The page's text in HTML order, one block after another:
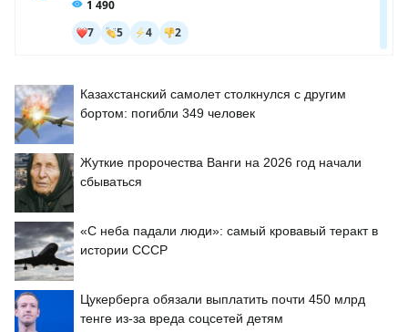
Казахстанский самолет столкнулся с другим
бортом: погибли 349 человек
Жуткие пророчества Ванги на 2026 год начали
сбываться
«С неба падали люди»: самый кровавый теракт в
истории СССР
Цукерберга обязали выплатить почти 450 млрд
тенге из-за вреда соцсетей детям